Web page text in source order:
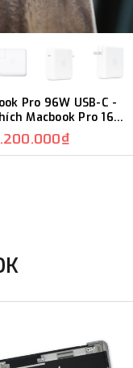
Pro 96W USB-C -
Macbook Pro 16
2019)